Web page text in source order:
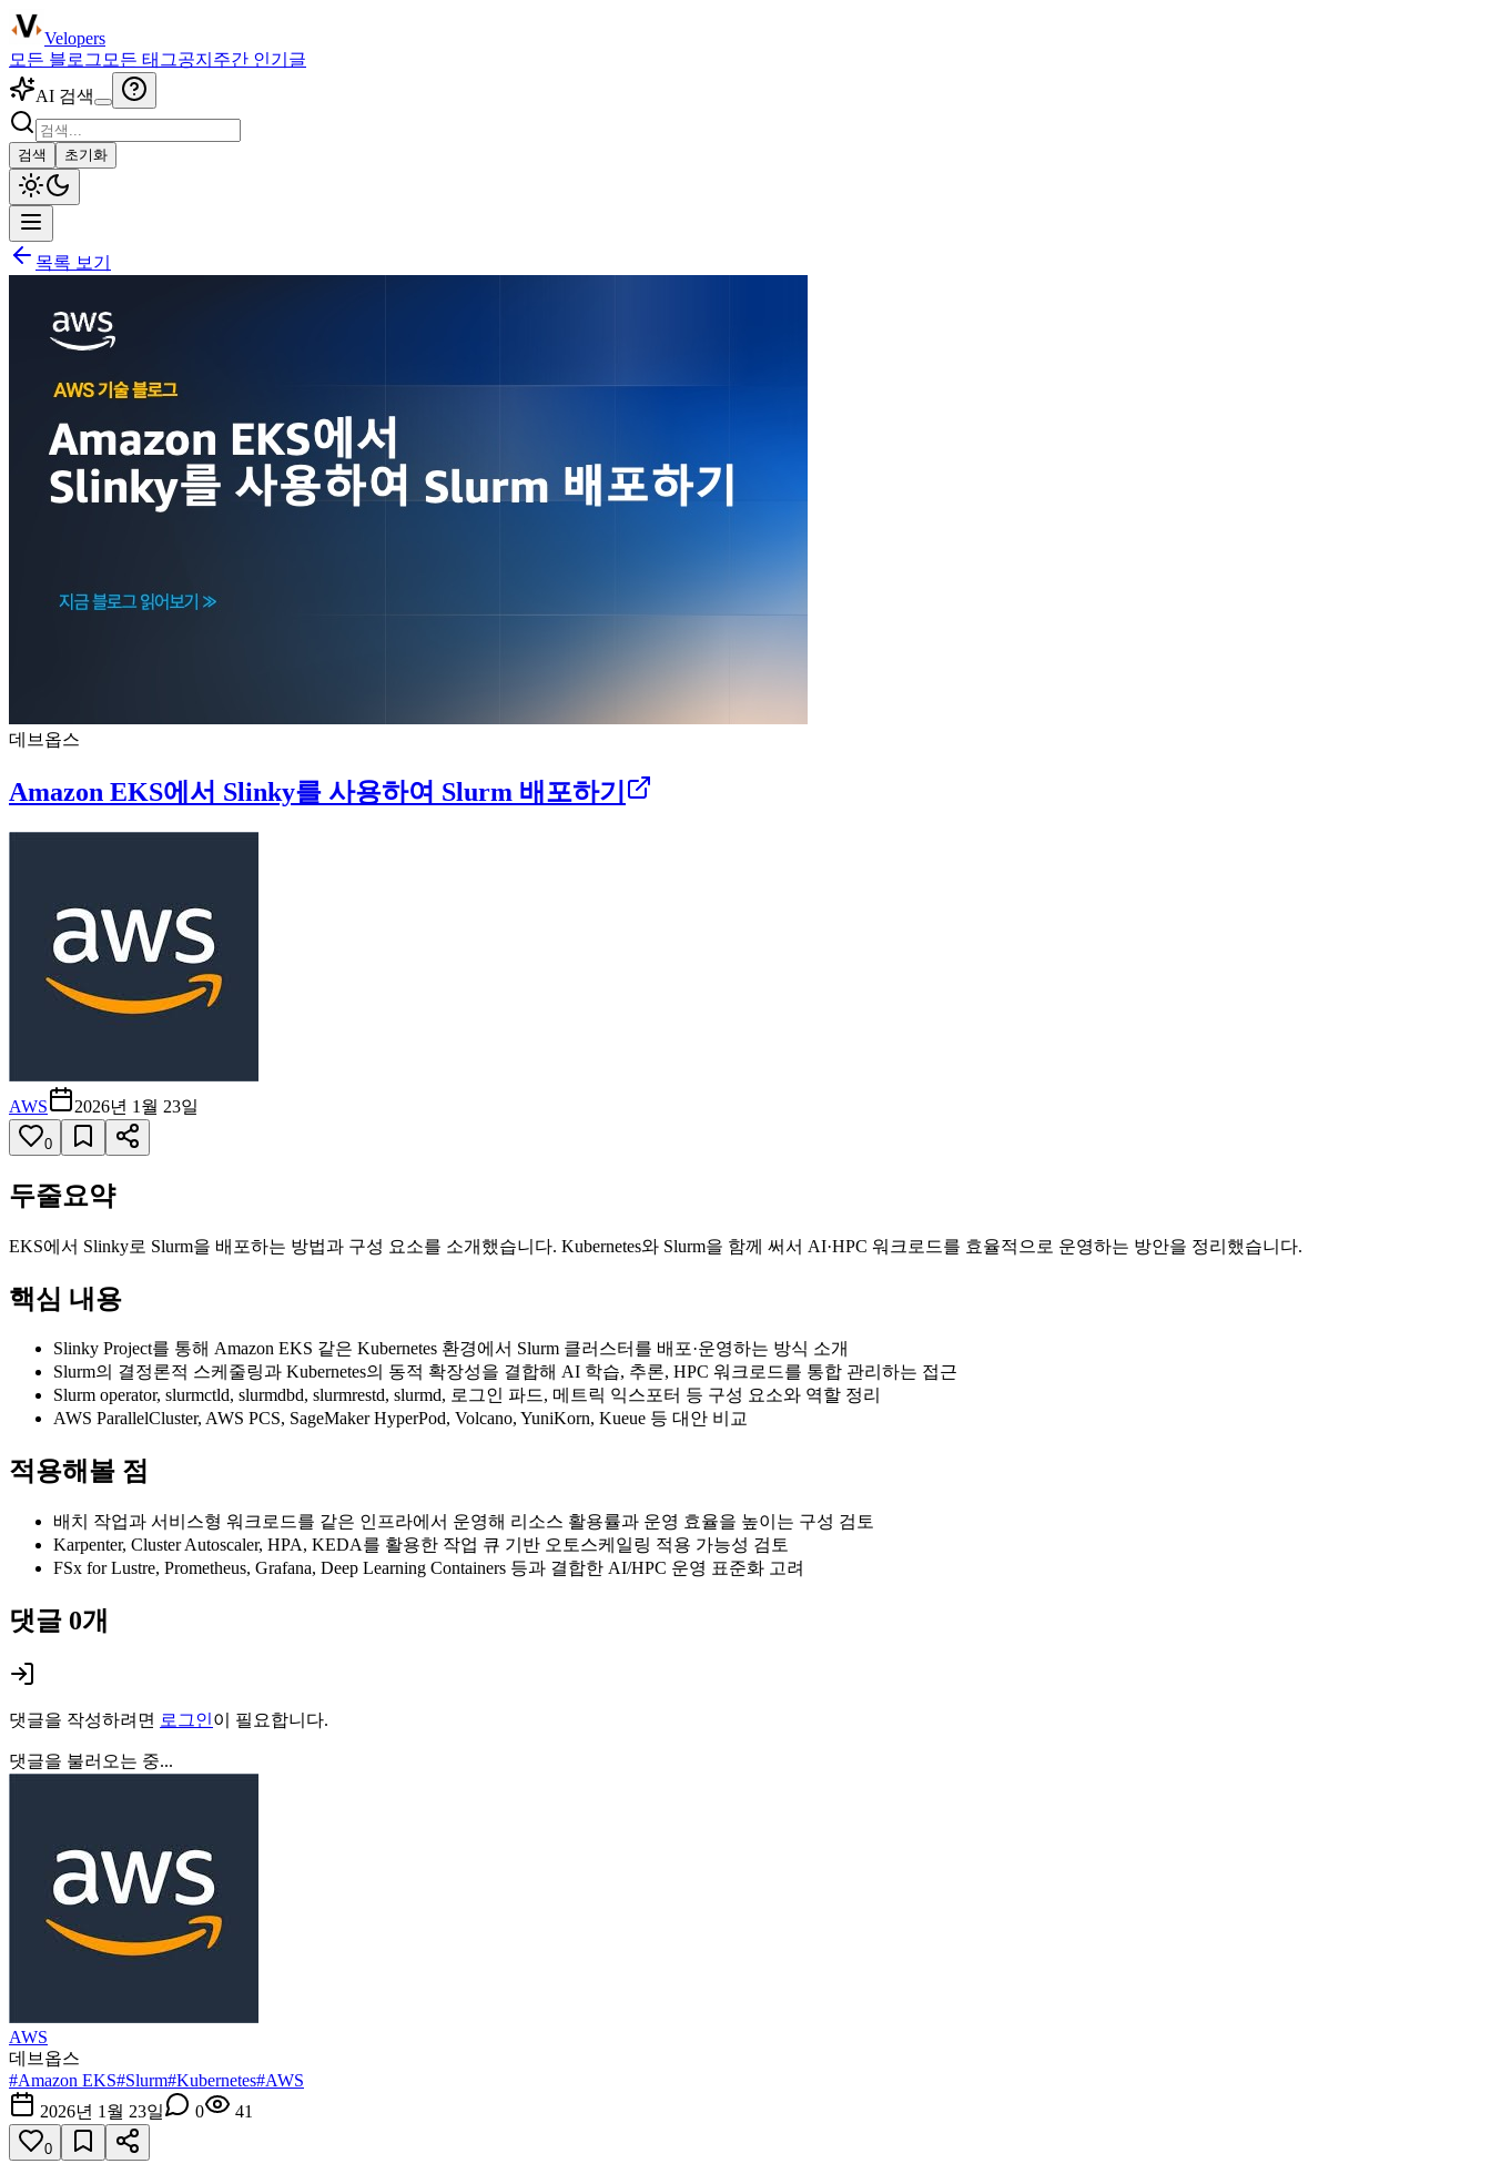
Velopers
모든 블로그 모든 태그공지 주간 인기글
AI 검색
검색 초기화
목록 보기
데브옵스
Amazon EKS에서 Slinky를 사용하여 Slurm 배포하기
AWS 2026년 1월 23일
0
두줄요약
EKS에서 Slinky로 Slurm을 배포하는 방법과 구성 요소를 소개했습니다. Kubernetes와 Slurm을 함께 써서 AI·HPC 워크로드를 효율적으로 운영하는 방안을 정리했습니다.
핵심 내용
Slinky Project를 통해 Amazon EKS 같은 Kubernetes 환경에서 Slurm 클러스터를 배포·운영하는 방식 소개
Slurm의 결정론적 스케줄링과 Kubernetes의 동적 확장성을 결합해 AI 학습, 추론, HPC 워크로드를 통합 관리하는 접근
Slurm operator, slurmctld, slurmdbd, slurmrestd, slurmd, 로그인 파드, 메트릭 익스포터 등 구성 요소와 역할 정리
AWS ParallelCluster, AWS PCS, SageMaker HyperPod, Volcano, YuniKorn, Kueue 등 대안 비교
적용해볼 점
배치 작업과 서비스형 워크로드를 같은 인프라에서 운영해 리소스 활용률과 운영 효율을 높이는 구성 검토
Karpenter, Cluster Autoscaler, HPA, KEDA를 활용한 작업 큐 기반 오토스케일링 적용 가능성 검토
FSx for Lustre, Prometheus, Grafana, Deep Learning Containers 등과 결합한 AI/HPC 운영 표준화 고려
댓글 0개
댓글을 작성하려면 로그인이 필요합니다.
댓글을 불러오는 중...
AWS
데브옵스
#Amazon EKS#Slurm#Kubernetes#AWS
2026년 1월 23일
0 41
0